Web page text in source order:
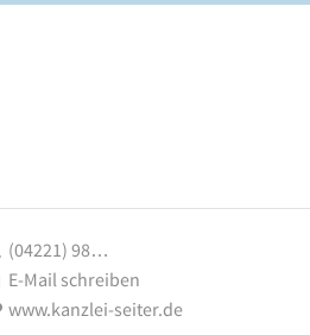
(04221) 98…
E-Mail schreiben
www.kanzlei-seiter.de